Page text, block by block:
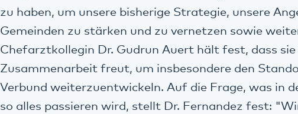
zu haben, um unsere bisherige Strategie, unsere
Gemeinden zu stärken und zu vernetzen sowie
Chefarztkollegin Dr. Gudrun Auert hält fest, dass
Zusammenarbeit freut, um insbesondere den
Verbund weiterzuentwickeln. Auf die Frage, was in
so alles passieren wird, stellt Dr. Fernandez fest: